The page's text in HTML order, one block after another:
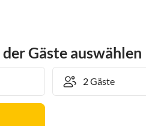
Gäste auswählen